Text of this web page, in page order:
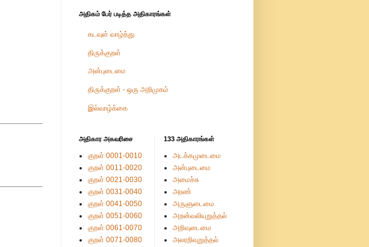
அதிகம் பேர் படித்த அதிகாரங்கள்
கடவுள் வாழ்த்து
திருக்குறள்
அன்புடைமை
திருக்குறள் - ஒரு அறிமுகம்
இல்வாழ்க்கை
அதிகார அகவரிசை
குறள் 0001-0010
குறள் 0011-0020
குறள் 0021-0030
குறள் 0031-0040
குறள் 0041-0050
குறள் 0051-0060
குறள் 0061-0070
குறள் 0071-0080
133 அதிகாரங்கள்
அடக்கமுடைமை
அன்புடைமை
அமைச்சு
அரண்
அருளுடைமை
அறன்வலியுறுத்தல்
அறிவுடைமை
அலரறிவுறுத்தல்